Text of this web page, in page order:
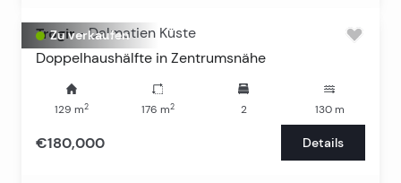
Zu verkaufen
Trogir - Dalmatien Küste
Doppelhaushälfte in Zentrumsnähe
129 m2 176 m2 2 130m
€180,000 Details